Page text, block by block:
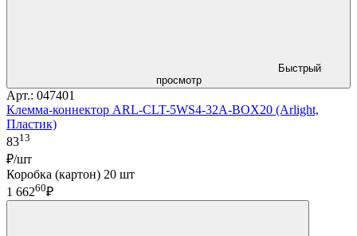
Быстрый
просмотр
Арт.: 047401
Клемма-коннектор ARL-CLT-5WS4-32A-BOX20 (Arlight,
Пластик)
8313
₽/шт
Коробка (картон) 20 шт
1 66260₽